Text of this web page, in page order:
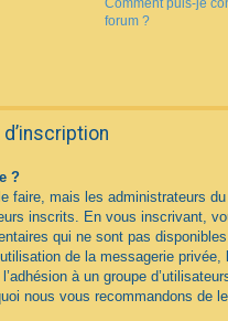
Comment puis-je
forum ?
?
faire, mais les administrateurs
inscrits. En vous inscrivant,
qui ne sont pas
de la messagerie privée,
à un groupe
nous vous recommandons de